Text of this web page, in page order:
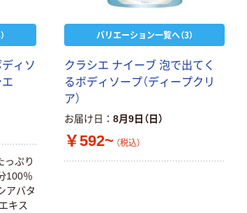
ィソ
エ
っぷり
100％
アバタ
キス
バリエーション一覧へ（3）
クラシエ ナイーブ 泡で出てく
るボディソープ（ディープクリ
ア）
お届け日 8月9日（日）
￥592~ （税込）